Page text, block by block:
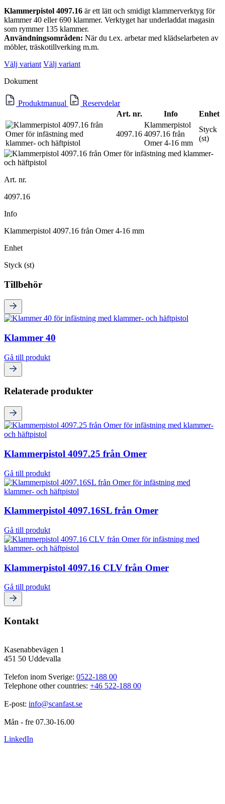
Klammerpistol 4097.16 är ett lätt och smidigt klammerverktyg för
klammer 40 eller 690 klammer. Verktyget har underladdat magasin
som rymmer 135 klammer.
Användningsområden: När du t.ex. arbetar med klädselarbeten av
möbler, träskotillverking m.m.
Välj variant Välj variant
Dokument
Produktmanual
Reservdelar
Art. nr.
Info Enhet
4097.16
Klammerpistol
4097.16 från
Omer 4-16 mm
Styck
(st)
Art. nr.
4097.16
Info
Klammerpistol 4097.16 från Omer 4-16 mm
Enhet
Styck (st)
Tillbehör
Klammer 40
Gå till produkt
Relaterade produkter
Klammerpistol 4097.25 från Omer
Gå till produkt
Klammerpistol 4097.16SL från Omer
Gå till produkt
Klammerpistol 4097.16 CLV från Omer
Gå till produkt
Kontakt
Kasenabbevägen 1
451 50 Uddevalla
Telefon inom Sverige: 0522-188 00
Telephone other countries: +46 522-188 00
E-post: info@scanfast.se
Mån - fre 07.30-16.00
LinkedIn